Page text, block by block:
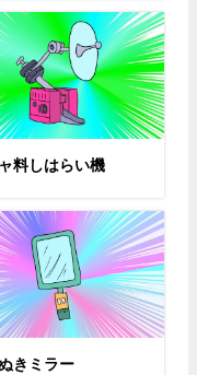
料しはらい機
きミラー